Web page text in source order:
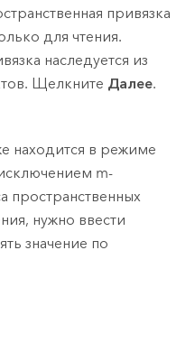
привязка
для чтения.
наследуется из
Щелкните Далее.
находится в режиме
m-
пространственных
нужно ввести
значение по